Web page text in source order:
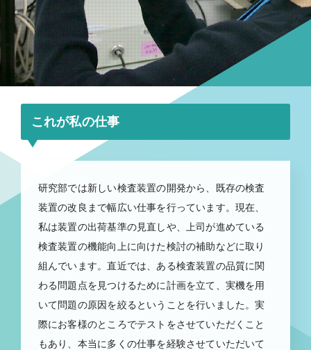
これが私の仕事
研究部では新しい検査装置の開発から、既存の検査
装置の改良まで幅広い仕事を行っています。現在、
私は装置の出荷基準の見直しや、上司が進めている
検査装置の機能向上に向けた検討の補助などに取り
組んでいます。直近では、ある検査装置の品質に関
わる問題点を見つけるために計画を立て、実機を用
いて問題の原因を絞るということを行いました。実
際にお客様のところでテストをさせていただくこと
もあり、本当に多くの仕事を経験させていただいて